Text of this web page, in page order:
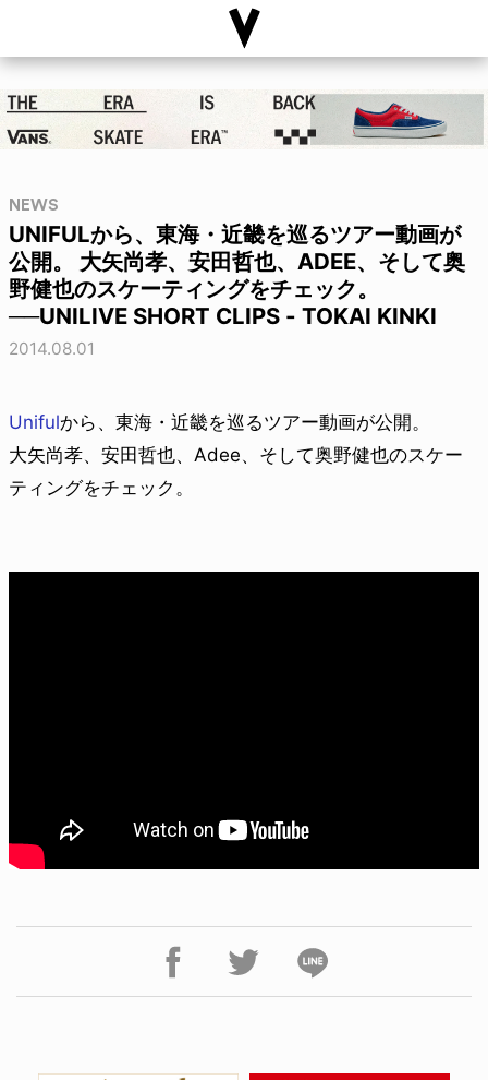
NEWS
UNIFULから、東海・近畿を巡るツアー動画が
公開。 大矢尚孝、安田哲也、ADEE、そして奥
野健也のスケーティングをチェック。
──UNILIVE SHORT CLIPS - TOKAI KINKI
2014.08.01
Unifulから、東海・近畿を巡るツアー動画が公開。
大矢尚孝、安田哲也、Adee、そして奥野健也のスケー
ティングをチェック。